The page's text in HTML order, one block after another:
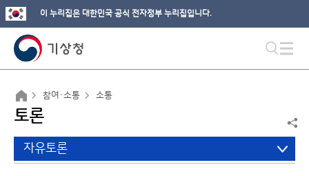
이 누리집은 대한민국 공식 전자정부 누리집입니다.
참여·소통 소통
토론
자유토론